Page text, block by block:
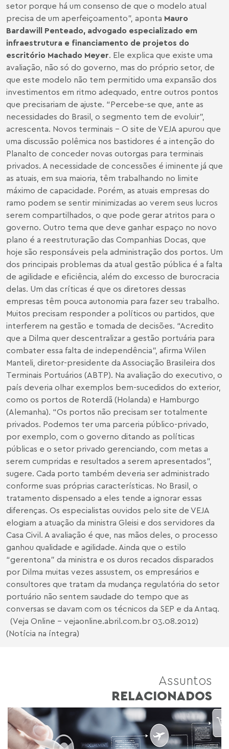
setor porque há um consenso de que o modelo atual
precisa de um aperfeiçoamento”, aponta Mauro
Bardawill Penteado, advogado especializado em
infraestrutura e financiamento de projetos do
escritório Machado Meyer. Ele explica que existe uma
avaliação, não só do governo, mas do próprio setor, de
que este modelo não tem permitido uma expansão dos
investimentos em ritmo adequado, entre outros pontos
que precisariam de ajuste. “Percebe-se que, ante as
necessidades do Brasil, o segmento tem de evoluir”,
acrescenta. Novos terminais – O site de VEJA apurou que
uma discussão polêmica nos bastidores é a intenção do
Planalto de conceder novas outorgas para terminais
privados. A necessidade de concessões é iminente já que
as atuais, em sua maioria, têm trabalhando no limite
máximo de capacidade. Porém, as atuais empresas do
ramo podem se sentir minimizadas ao verem seus lucros
serem compartilhados, o que pode gerar atritos para o
governo. Outro tema que deve ganhar espaço no novo
plano é a reestruturação das Companhias Docas, que
hoje são responsáveis pela administração dos portos. Um
dos principais problemas da atual gestão pública é a falta
de agilidade e eficiência, além do excesso de burocracia
delas. Um das críticas é que os diretores dessas
empresas têm pouca autonomia para fazer seu trabalho.
Muitos precisam responder a políticos ou partidos, que
interferem na gestão e tomada de decisões. “Acredito
que a Dilma quer descentralizar a gestão portuária para
combater essa falta de independência”, afirma Wilen
Manteli, diretor-presidente da Associação Brasileira dos
Terminais Portuários (ABTP). Na avaliação do executivo, o
país deveria olhar exemplos bem-sucedidos do exterior,
como os portos de Roterdã (Holanda) e Hamburgo
(Alemanha). “Os portos não precisam ser totalmente
privados. Podemos ter uma parceria público-privado,
por exemplo, com o governo ditando as políticas
públicas e o setor privado gerenciando, com metas a
serem cumpridas e resultados a serem apresentados”,
sugere. Cada porto também deveria ser administrado
conforme suas próprias características. No Brasil, o
tratamento dispensado a eles tende a ignorar essas
diferenças. Os especialistas ouvidos pelo site de VEJA
elogiam a atuação da ministra Gleisi e dos servidores da
Casa Civil. A avaliação é que, nas mãos deles, o processo
ganhou qualidade e agilidade. Ainda que o estilo
“gerentona” da ministra e os duros recados disparados
por Dilma muitas vezes assustem, os empresários e
consultores que tratam da mudança regulatória do setor
portuário não sentem saudade do tempo que as
conversas se davam com os técnicos da SEP e da Antaq.
(Veja Online - vejaonline.abril.com.br 03.08.2012)
(Notícia na íntegra)
Assuntos
RELACIONADOS